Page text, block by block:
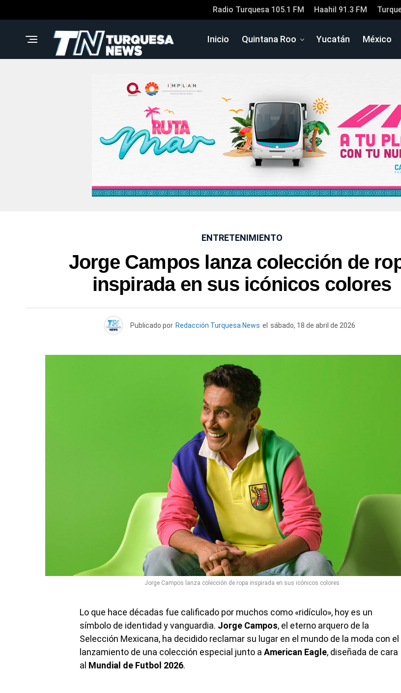
Radio Turquesa 105.1 FM Haahil 91.3 FM
Inicio Quintana Roo Yucatán México
ENTRETENIMIENTO
Jorge Campos lanza colección de
inspirada en sus icónicos colores
Publicado por Redacción Turquesa News el sábado, 18 de abril de 2026
Jorge Campos lanza colección de ropa inspirada en sus icónicos colores
Lo que hace décadas fue calificado por muchos como «ridículo», hoy es un
símbolo de identidad y vanguardia. Jorge Campos, el eterno arquero de la
Selección Mexicana, ha decidido reclamar su lugar en el mundo de la moda con el
lanzamiento de una colección especial junto a American Eagle, diseñada de cara
al Mundial de Futbol 2026.